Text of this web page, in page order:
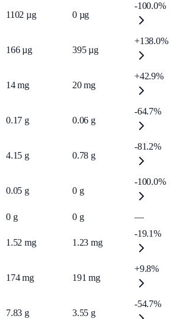
1102 µg 0 µg
-100.0%
166 µg 395 µg
+138.0%
14 mg 20 mg
+42.9%
0.17 g 0.06 g
-64.7%
4.15 g 0.78 g
-81.2%
0.05 g 0 g
-100.0%
0 g 0 g —
1.52 mg 1.23 mg
-19.1%
174 mg 191 mg
+9.8%
7.83 g 3.55 g
-54.7%